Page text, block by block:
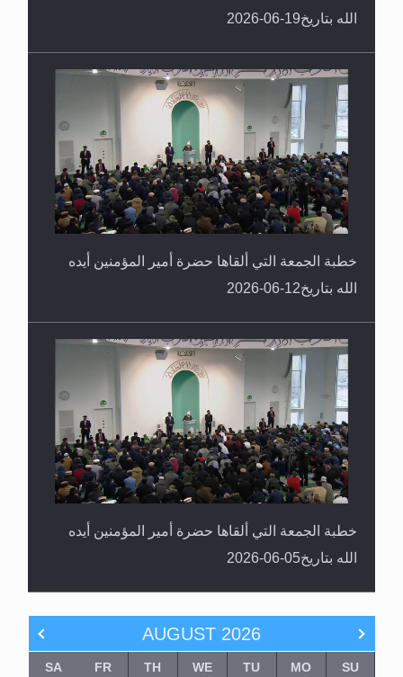
الله بتاريخ19-06-2026
خطبة الجمعة التي ألقاها حضرة أمير المؤمنين أيده
الله بتاريخ12-06-2026
خطبة الجمعة التي ألقاها حضرة أمير المؤمنين أيده
الله بتاريخ05-06-2026
AUGUST 2026
SU
MO
TU
WE
TH
FR
SA